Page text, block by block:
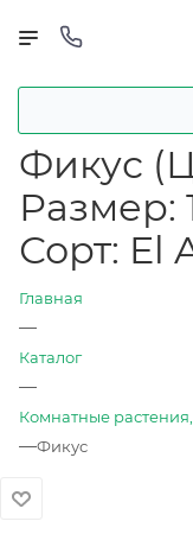
Фикус
Размер:
Сорт: El
Главная
—
Каталог
—
Комнатные
—Фикус